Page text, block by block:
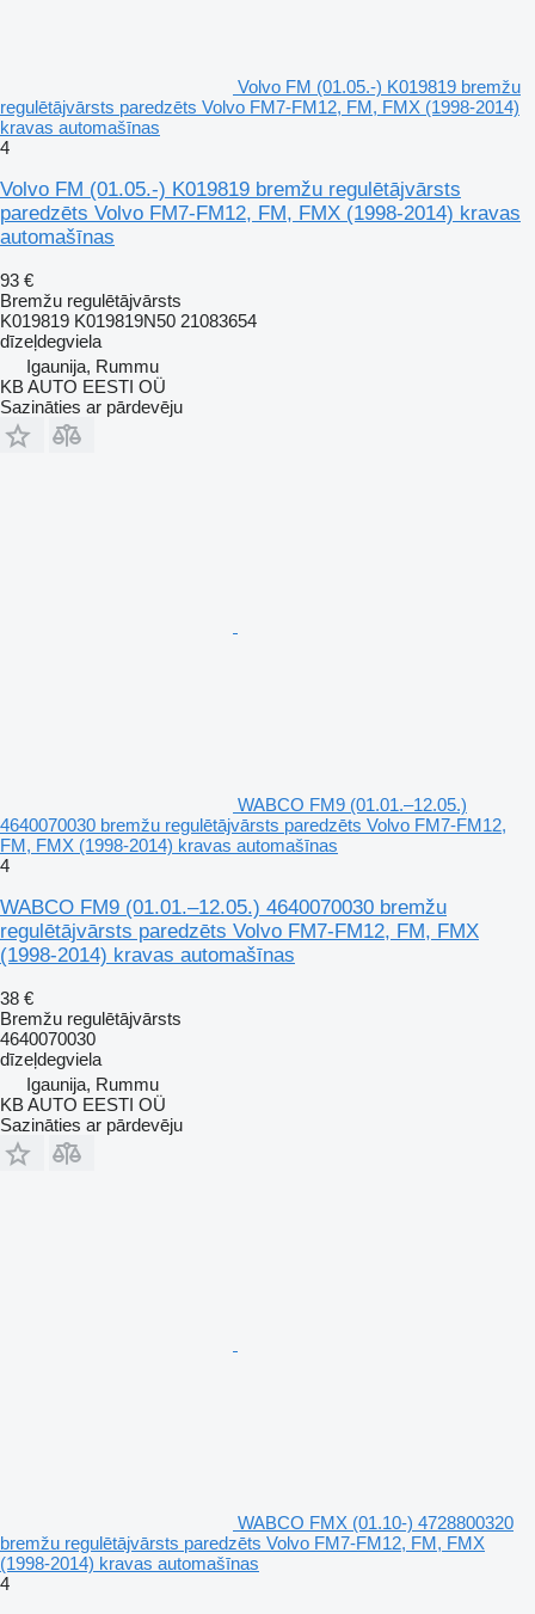
Volvo FM (01.05.-) K019819 bremžu
regulētājvārsts paredzēts Volvo FM7-FM12, FM, FMX (1998-2014)
kravas automašīnas
4
Volvo FM (01.05.-) K019819 bremžu regulētājvārsts
paredzēts Volvo FM7-FM12, FM, FMX (1998-2014) kravas
automašīnas
93 €
Bremžu regulētājvārsts
K019819 K019819N50 21083654
dīzeļdegviela
Igaunija, Rummu
KB AUTO EESTI OÜ
Sazināties ar pārdevēju
WABCO FM9 (01.01.–12.05.)
4640070030 bremžu regulētājvārsts paredzēts Volvo FM7-FM12,
FM, FMX (1998-2014) kravas automašīnas
4
WABCO FM9 (01.01.–12.05.) 4640070030 bremžu
regulētājvārsts paredzēts Volvo FM7-FM12, FM, FMX
(1998-2014) kravas automašīnas
38 €
Bremžu regulētājvārsts
4640070030
dīzeļdegviela
Igaunija, Rummu
KB AUTO EESTI OÜ
Sazināties ar pārdevēju
WABCO FMX (01.10-) 4728800320
bremžu regulētājvārsts paredzēts Volvo FM7-FM12, FM, FMX
(1998-2014) kravas automašīnas
4